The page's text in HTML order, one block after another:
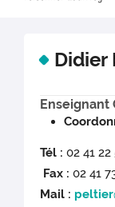
Didier
Enseignant
Tél : 02 41 22
Fax : 02 41
Mail :